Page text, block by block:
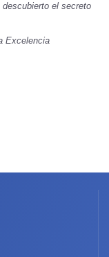
el secreto
Excelencia